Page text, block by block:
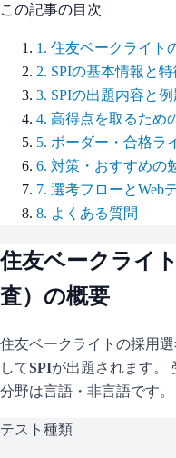
この記事の目次
1 . 住友ベークライト
2. SPIの基本情報と
3. SPIの出題内容と例
4. 高得点を取るため
5. ボーダー・合格ラ
6. 対策・おすすめの
7. 選考フローとWeb
8. よくある質問
住友ベークライト
査）の概要
住友ベークライト の採用
してSPIが出題されます。
分野は言語・非言語です。
テスト種類